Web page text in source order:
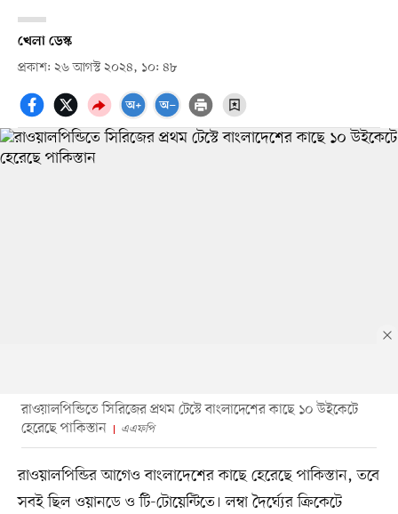
খেলা ডেস্ক
প্রকাশ: ২৬ আগস্ট ২০২৪, ১০: ৪৮
রাওয়ালপিন্ডিতে সিরিজের প্রথম টেস্টে বাংলাদেশের কাছে ১০ উইকেটে
হেরেছে পাকিস্তান
এএফপি
রাওয়ালপিন্ডির আগেও বাংলাদেশের কাছে হেরেছে পাকিস্তান, তবে
সবই ছিল ওয়ানডে ও টি-টোয়েন্টিতে। লম্বা দৈর্ঘ্যের ক্রিকেটে